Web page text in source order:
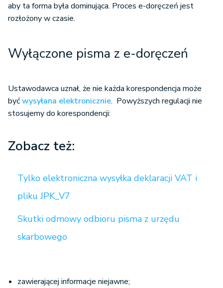
aby ta forma była dominująca. Proces e-doręczeń jest
rozłożony w czasie.
Wyłączone pisma z e-doręczeń
Ustawodawca uznał, że nie każda korespondencja może
byćwysyłana elektronicznie. Powyższych regulacji nie
stosujemy do korespondencji:
Zobacz też:
Tylko elektroniczna wysyłka deklaracji VAT i
pliku JPK_V7
Skutki odmowy odbioru pisma z urzędu
skarbowego
zawierającej informacje niejawne;